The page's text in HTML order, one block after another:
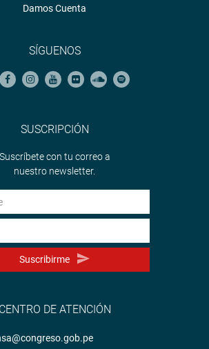
Damos Cuenta
SÍGUENOS
SUSCRIPCIÓN
Suscríbete con tu correo a
nuestro newsletter.
Suscribirme
CENTRO DE ATENCIÓN